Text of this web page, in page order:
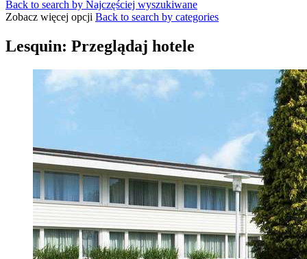
Back to search by Najczęściej wyszukiwane
Zobacz więcej opcji Back to search by categories
Lesquin: Przeglądaj hotele